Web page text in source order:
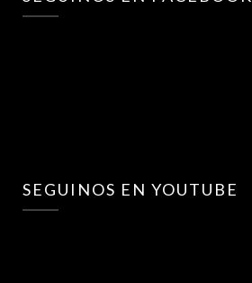
SEGUINOS EN YOUTUBE